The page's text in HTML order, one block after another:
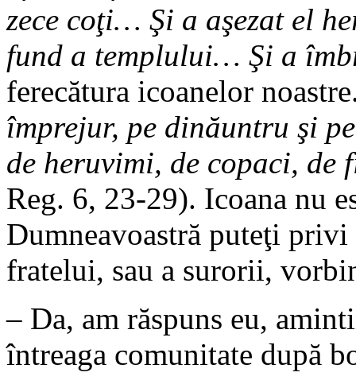
zece coţi… Şi a aşezat el
fund a templului… Şi a
ferecătura icoanelor
împrejur, pe dinăuntru şi
de heruvimi, de copaci,
Reg. 6, 23-29). Icoana nu
Dumneavoastră puteţi
fratelui, sau a surorii,
– Da, am răspuns eu,
întreaga comunitate după